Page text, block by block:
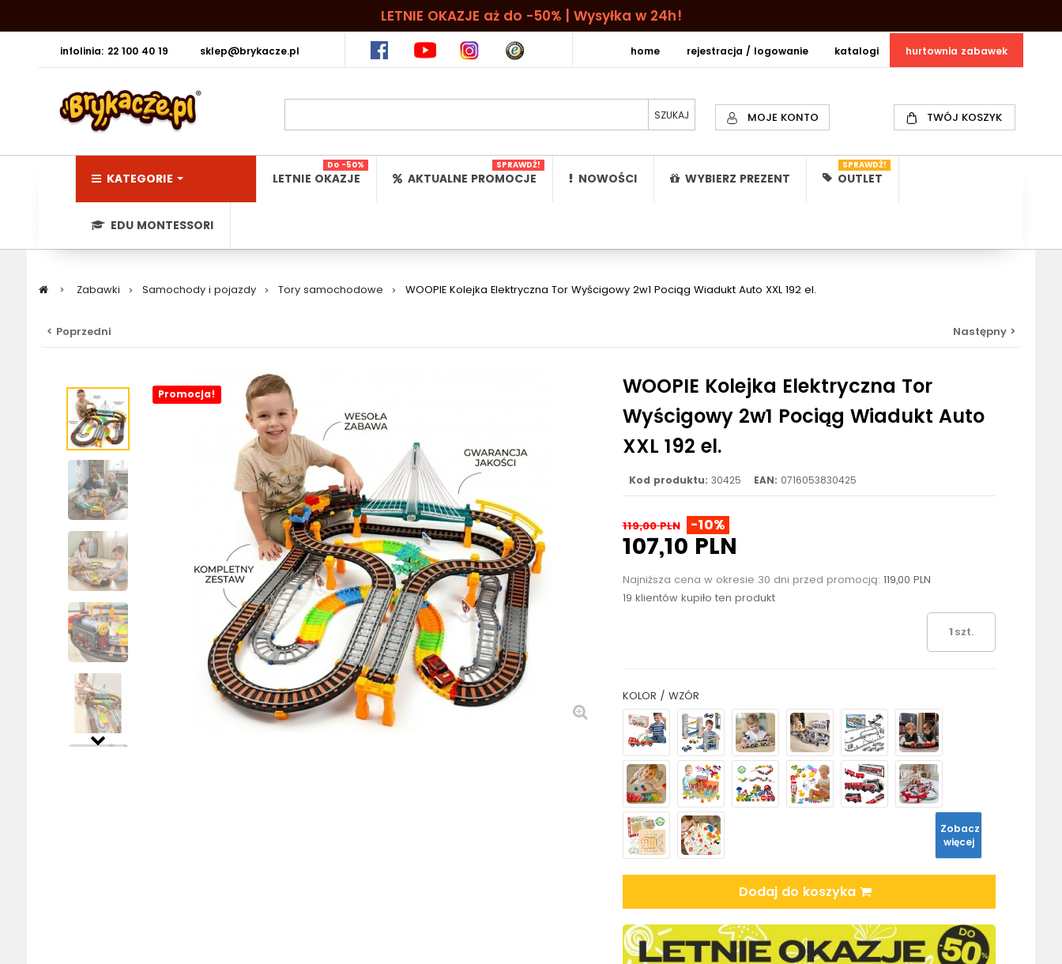
LETNIE OKAZJE aż do -50% | Wysyłka w 24h!
infolinia: 22 100 40 19 sklep@brykacze.pl hurtownia zabawek
katalogi
rejestracja / logowanie
home
MOJE KONTO TWÓJ KOSZYK
KATEGORIE LETNIE OKAZJE
Do -50%
AKTUALNE PROMOCJE
SPRAWDŹ!
NOWOŚCI WYBIERZ PREZENT OUTLET
SPRAWDŹ!
EDU MONTESSORI
> Zabawki > Samochody i pojazdy > Tory samochodowe > WOOPIE Kolejka Elektryczna Tor Wyścigowy 2w1 Pociąg Wiadukt Auto XXL 192 el.
< Poprzedni Następny >
Promocja!
WOOPIE Kolejka Elektryczna Tor
Wyścigowy 2w1 Pociąg Wiadukt Auto
XXL 192 el.
Kod produktu: 30425 EAN: 0716053830425
119,00 PLN -10%
107,10 PLN
Najniższa cena w okresie 30 dni przed promocją: 119,00 PLN
19 klientów kupiło ten produkt
szt.
KOLOR / WZÓR
Zobacz
więcej
Dodaj do koszyka